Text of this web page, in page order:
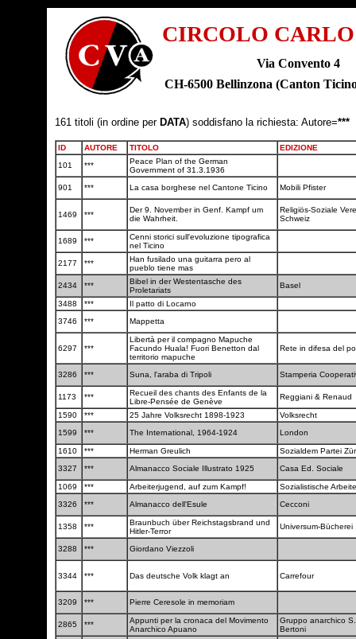
CIRCOLO
Via Convento 4
CH-6500 Bellinzona (Canton
161 titoli (in ordine per DATA) soddisfano la richiesta: Autore=***
ID AUTORE TITOLO
EDIZIONE
101
***
Peace Plan of the German
Government of 31.3.1936
901
*** La casa borghese nel Cantone Ticino Mobili Pfister
1469 ***
Der 9. November in Genf. Kampf um
die Wahrheit.
Religiös-Soziale
Schweiz
1689 ***
Cenni storici sull'evoluzione tipografica
nel Ticino
2177
***
Han fusilado una guitarra pero al
pueblo tiene mas
2434
***
Bibel in der Westentasche des
Proletariats
Basel
3488 ***
Il patto di Locarno
3746
*** Mappetta
6297 ***
Libertà per il compagno Mapuche
Facundo Huala! Fuori Benetton dal
territorio mapuche
Rete in difesa del
3286 *** Suna, l'araba di Tripoli Stamperia
1173 ***
Recueil des chants des Enfants de la
Libre-Pensée de Genève
Reggiani & Renaud
1590 *** 25 Jahre Volksrecht 1898-1923
Volksrecht
1599
*** The International, 1964-1924 London
1610 *** Herman Greulich
Sozialdem Partei
3327
*** Almanacco Sociale Illustrato 1925 Casa Ed. Sociale
1069 *** Arbeiterjugend, auf zum Kampf!
Sozialistische
3326
*** Almanacco dell'Esule Cecconi
1358 ***
Braunbuch über Reichstagsbrand und
Hitler-Terror
Universum-Bücherei
3288 *** Giordano Viezzoli
3344 *** Das deutsche Volk klagt an Carrefour
3209 *** Pierre Ceresole in memoriam
2865 ***
Appunti per la cronaca del Movimento
Anarchico Apuano
Gruppo anarchico
Bertoni